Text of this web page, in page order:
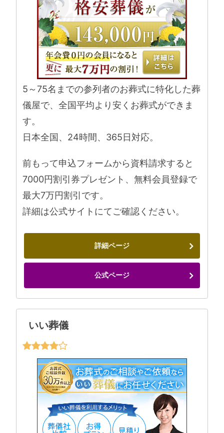
5～75名までの参列者のお葬式に特化した葬
儀屋で、全国平均より安くお葬式ができま
す。
日本全国、24時間、365日対応。
前もって申込フォームから資料請求すると
7000円割引券プレゼント、無料会員登録で
最大7万円割引です。
詳細は公式サイトにてご確認ください。
詳細ページ
公式ページ
いい葬儀